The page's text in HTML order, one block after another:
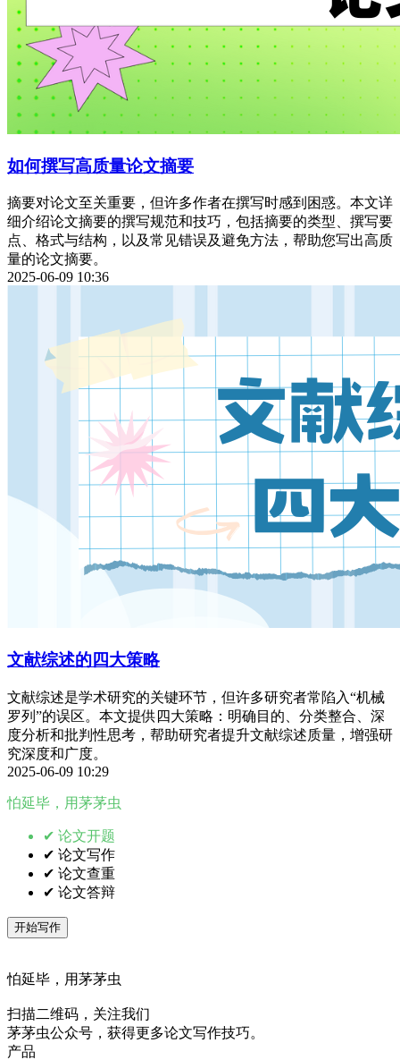
如何撰写高质量论文摘要
摘要对论文至关重要，但许多作者在撰写时感到困惑。本文详
细介绍论文摘要的撰写规范和技巧，包括摘要的类型、撰写要
点、格式与结构，以及常见错误及避免方法，帮助您写出高质
量的论文摘要。
2025-06-09 10:36
文献综述的四大策略
文献综述是学术研究的关键环节，但许多研究者常陷入“机械
罗列”的误区。本文提供四大策略：明确目的、分类整合、深
度分析和批判性思考，帮助研究者提升文献综述质量，增强研
究深度和广度。
2025-06-09 10:29
怕延毕，用茅茅虫
✔ 论文开题
✔ 论文写作
✔ 论文查重
✔ 论文答辩
开始写作
怕延毕，用茅茅虫
扫描二维码，关注我们
茅茅虫公众号，获得更多论文写作技巧。
产品